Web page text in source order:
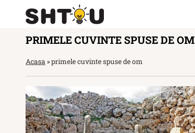
PRIMELE CUVINTE SPUSE DE OM
Acasa »primele cuvinte spuse de om